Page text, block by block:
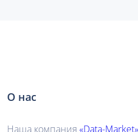
О нас
Наша компания «Data-Market»